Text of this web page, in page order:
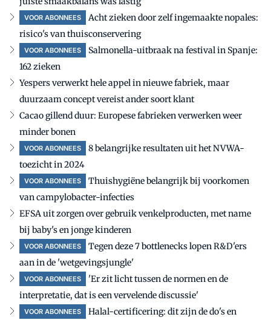
VOOR ABONNEES
Acht zieken door zelf ingemaakte nopales:
risico's van thuisconservering
VOOR ABONNEES
Salmonella-uitbraak na festival in Spanje:
162 zieken
Yespers verwerkt hele appel in nieuwe fabriek, maar
duurzaam concept vereist ander soort klant
Cacao gillend duur: Europese fabrieken verwerken weer
minder bonen
VOOR ABONNEES
8 belangrijke resultaten uit het NVWA-
toezicht in 2024
VOOR ABONNEES
Thuishygiëne belangrijk bij voorkomen
van campylobacter-infecties
EFSA uit zorgen over gebruik venkelproducten, met name
bij baby's en jonge kinderen
VOOR ABONNEES
Tegen deze 7 bottlenecks lopen R&D'ers
aan in de 'wetgevingsjungle'
VOOR ABONNEES
'Er zit licht tussen de normen en de
interpretatie, dat is een vervelende discussie'
VOOR ABONNEES
Halal-certificering: dit zijn de do's en